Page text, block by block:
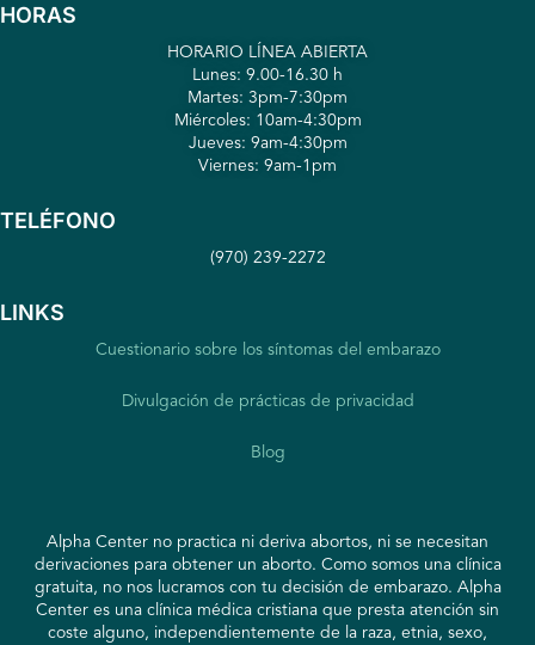
HORAS
HORARIO LÍNEA ABIERTA
Lunes: 9.00-16.30 h
Martes: 3pm-7:30pm
Miércoles: 10am-4:30pm
Jueves: 9am-4:30pm
Viernes: 9am-1pm
TELÉFONO
(970) 239-2272
LINKS
Cuestionario sobre los síntomas del embarazo
Divulgación de prácticas de privacidad
Blog
Alpha Center no practica ni deriva abortos, ni se necesitan
derivaciones para obtener un aborto. Como somos una clínica
gratuita, no nos lucramos con tu decisión de embarazo. Alpha
Center es una clínica médica cristiana que presta atención sin
coste alguno, independientemente de la raza, etnia, sexo,